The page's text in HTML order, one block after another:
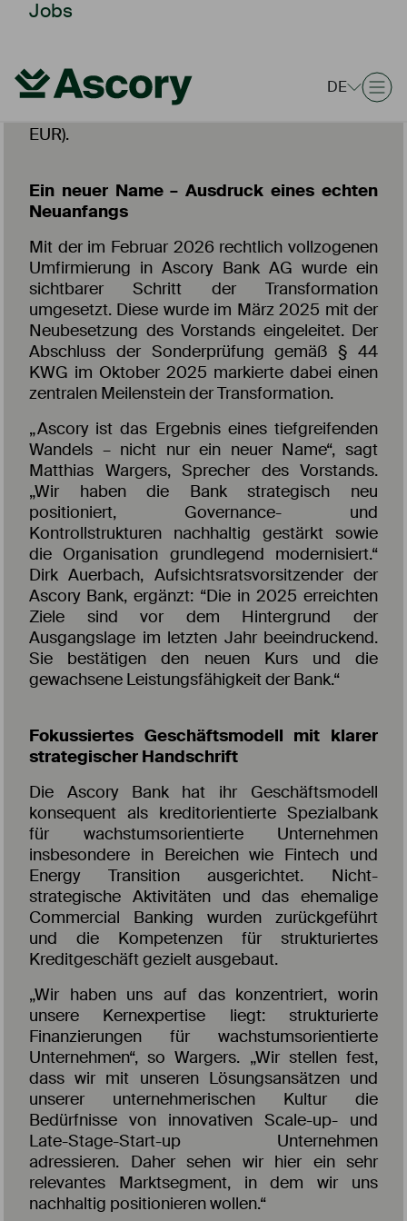
Jobs
DE
von 1,7 Mio. EUR auf 3,0 Mio. EUR ausgebaut
etwa 20 % auf 40,9 Mio. EUR (Vorjahr: 51,3 Mio.
EUR). Der Verwaltungsaufwand konnte auf 32,5
EUR).
Ein neuer Name – Ausdruck eines echten
Neuanfangs
Mit der im Februar 2026 rechtlich vollzogenen
Umfirmierung in Ascory Bank AG wurde ein
sichtbarer Schritt der Transformation
umgesetzt. Diese wurde im März 2025 mit der
Neubesetzung des Vorstands eingeleitet. Der
Abschluss der Sonderprüfung gemäß § 44
KWG im Oktober 2025 markierte dabei einen
zentralen Meilenstein der Transformation.
„Ascory ist das Ergebnis eines tiefgreifenden
Wandels – nicht nur ein neuer Name“, sagt
Matthias Wargers, Sprecher des Vorstands.
„Wir haben die Bank strategisch neu
positioniert, Governance- und
Kontrollstrukturen nachhaltig gestärkt sowie
die Organisation grundlegend modernisiert.“
Dirk Auerbach, Aufsichtsratsvorsitzender der
Ascory Bank, ergänzt: “Die in 2025 erreichten
Ziele sind vor dem Hintergrund der
Ausgangslage im letzten Jahr beeindruckend.
Sie bestätigen den neuen Kurs und die
gewachsene Leistungsfähigkeit der Bank.“
Fokussiertes Geschäftsmodell mit klarer
strategischer Handschrift
Die Ascory Bank hat ihr Geschäftsmodell
konsequent als kreditorientierte Spezialbank
für wachstumsorientierte Unternehmen
insbesondere in Bereichen wie Fintech und
Energy Transition ausgerichtet. Nicht-
strategische Aktivitäten und das ehemalige
Commercial Banking wurden zurückgeführt
und die Kompetenzen für strukturiertes
Kreditgeschäft gezielt ausgebaut.
„Wir haben uns auf das konzentriert, worin
unsere Kernexpertise liegt: strukturierte
Finanzierungen für wachstumsorientierte
Unternehmen“, so Wargers. „Wir stellen fest,
dass wir mit unseren Lösungsansätzen und
unserer unternehmerischen Kultur die
Bedürfnisse von innovativen Scale-up- und
Late-Stage-Start-up Unternehmen
adressieren. Daher sehen wir hier ein sehr
relevantes Marktsegment, in dem wir uns
nachhaltig positionieren wollen.“